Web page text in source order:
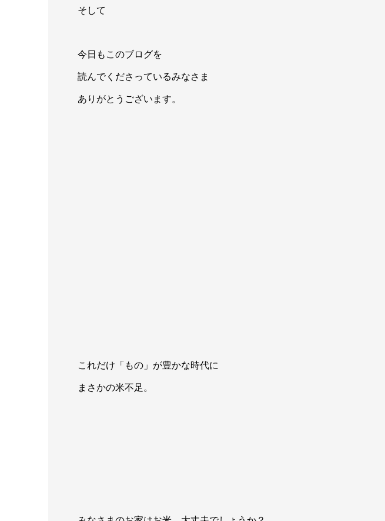
そして
今日もこのブログを
読んでくださっているみなさま
ありがとうございます。
これだけ「もの」が豊かな時代に
まさかの米不足。